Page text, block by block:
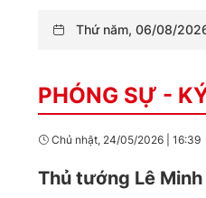
THỜI SỰ QUỐC TẾ
KỶ NIỆM 110 NĂM
Thứ năm, 06/08/
PHÓNG SỰ -
Chủ nhật, 24/05/2026 16:39
Thủ tướng Lê